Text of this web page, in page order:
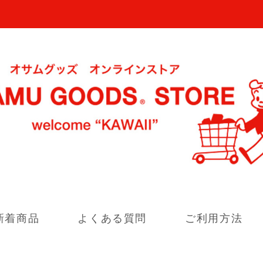
着商品 よくある質問 ご利用方法